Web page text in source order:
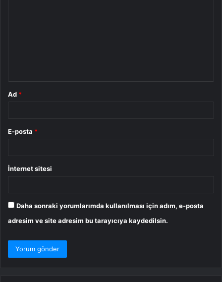
Ad *
E-posta *
İnternet sitesi
Daha sonraki yorumlarımda kullanılması için adım, e-posta
adresim ve site adresim bu tarayıcıya kaydedilsin.